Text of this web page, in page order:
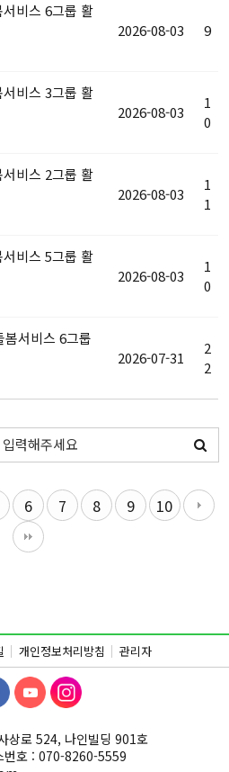
비스 6그룹 활
2026-08-03 9
비스 3그룹 활
2026-08-03
1
0
비스 2그룹 활
2026-08-03
1
1
비스 5그룹 활
2026-08-03
1
0
서비스 6그룹
2026-07-31
2
2
6 7 8 9 10
개인정보처리방침 관리자
상로 524, 나인빌딩 901호
번호 : 070-8260-5559